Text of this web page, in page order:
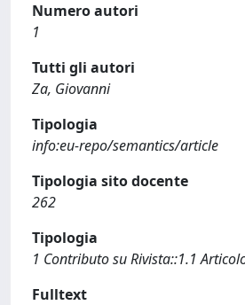
Numero autori
1
Tutti gli autori
Za, Giovanni
Tipologia
info:eu-repo/semantics/article
Tipologia sito docente
262
Tipologia
1 Contributo su Rivista::1.1
Fulltext